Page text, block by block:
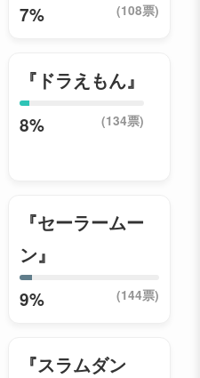
7% (108票)
『ドラえもん』
8% (134票)
『セーラームー
ン』
9% (144票)
『スラムダン